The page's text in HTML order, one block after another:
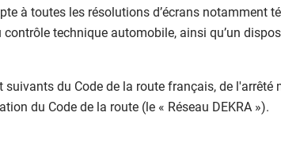
à toutes les résolutions d’écrans notamment
technique automobile, ainsi qu’un
du Code de la route français, de l'arrêté
du Code de la route (le « Réseau DEKRA »).